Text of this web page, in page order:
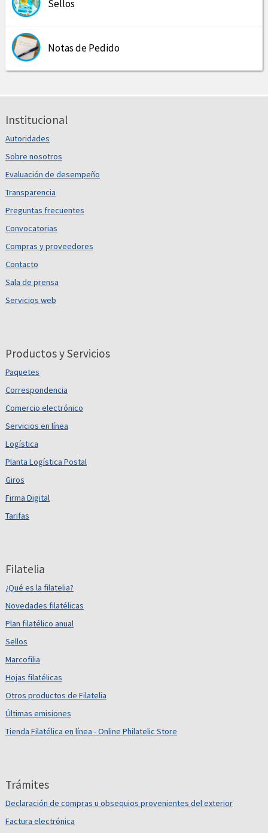
Sellos
Notas de Pedido
Institucional
Autoridades
Sobre nosotros
Evaluación de desempeño
Transparencia
Preguntas frecuentes
Convocatorias
Compras y proveedores
Contacto
Sala de prensa
Servicios web
Productos y Servicios
Paquetes
Correspondencia
Comercio electrónico
Servicios en línea
Logística
Planta Logística Postal
Giros
Firma Digital
Tarifas
Filatelia
¿Qué es la filatelia?
Novedades filatélicas
Plan filatélico anual
Sellos
Marcofilia
Hojas filatélicas
Otros productos de Filatelia
Últimas emisiones
Tienda Filatélica en línea - Online Philatelic Store
Trámites
Declaración de compras u obsequios provenientes del exterior
Factura electrónica